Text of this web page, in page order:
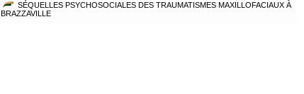
SÉQUELLES PSYCHOSOCIALES DES TRAUMATISMES MAXILLOFACIAUX À
BRAZZAVILLE